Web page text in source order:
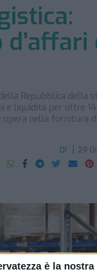
è la
Repubblica della
e liquidità per oltre
opera nella fornitura
DI
29